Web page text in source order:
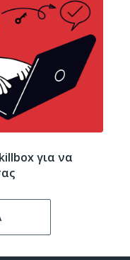
για να